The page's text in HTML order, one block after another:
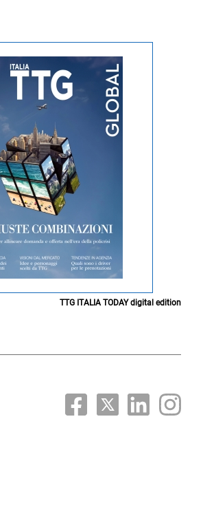
TTG ITALIA TODAY digital edition